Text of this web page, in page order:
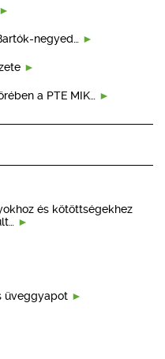
negyed…
a PTE MIK…
és kötöttségekhez
üveggyapot